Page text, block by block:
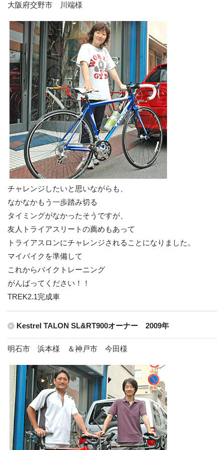
大阪府交野市 川端様
チャレンジしたいと思いながらも、
なかなかもう一歩踏み切る
タイミングがなかったそうですが、
友人トライアスリートの薦めもあって
トライアスロンにチャレンジされることになりました。
マイバイクを準備して
これからバイクトレーニング
がんばってください！！
TREK2.1完成車
Kestrel TALON SL&RT900オーナー 2009年
明石市 浜本様 ＆神戸市 今田様